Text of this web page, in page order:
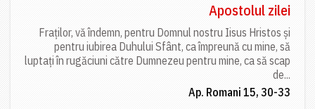
Apostolul zilei
Fraților, vă îndemn, pentru Domnul nostru Iisus Hristos și
pentru iubirea Duhului Sfânt, ca împreună cu mine, să
luptați în rugăciuni către Dumnezeu pentru mine, ca să scap
de...
Ap. Romani 15, 30-33